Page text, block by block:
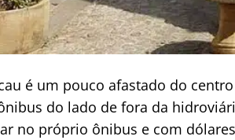
é um pouco afastado do
do lado de fora da
no próprio ônibus e com